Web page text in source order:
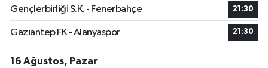
Gençlerbirliği S.K. - Fenerbahçe 21:30
Gaziantep FK - Alanyaspor 21:30
16 Ağustos, Pazar